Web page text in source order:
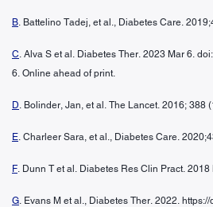
B. Battelino Tadej, et al., Diabetes Care.
C. Alva S et al. Diabetes Ther. 2023 Mar 6.
6. Online ahead of print.
D. Bolinder, Jan, et al. The Lancet. 2016; 388
E. Charleer Sara, et al., Diabetes Care.
F. Dunn T et al. Diabetes Res Clin Pract.
G. Evans M et al., Diabetes Ther. 2022.